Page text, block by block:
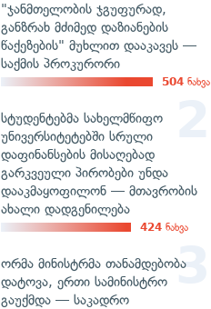
"ჯანმთელობის ჯგუფურად,
განზრახ მძიმედ დაზიანების
წაქეზების" მუხლით დააკავეს —
საქმის პროკურორი
504 ნახვა
სტუდენტებმა სახელმწიფო
უნივერსიტეტებში სრული
დაფინანსების მისაღებად
გარკვეული პირობები უნდა
დააკმაყოფილონ — მთავრობის
ახალი დადგენილება
424 ნახვა
ორმა მინისტრმა თანამდებობა
დატოვა, ერთი სამინისტრო
გაუქმდა — საკადრო